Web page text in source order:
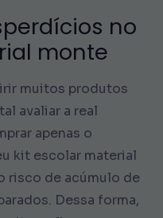
no
monte
muitos produtos
avaliar a real
apenas o
kit escolar material
risco de acúmulo de
Dessa forma,